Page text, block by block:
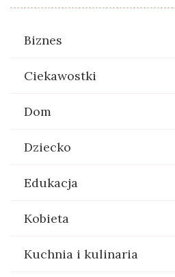
Biznes
Ciekawostki
Dom
Dziecko
Edukacja
Kobieta
Kuchnia i kulinaria